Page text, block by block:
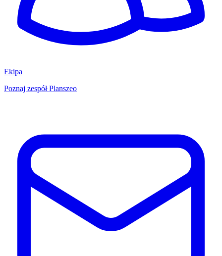
Ekipa
Poznaj zespół Planszeo